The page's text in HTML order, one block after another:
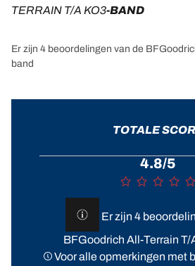
TERRAIN T/A KO3-BAND
Er zijn 4 beoordelingen van de
band
TOTALE
4.8/5
Er zijn 4
BFGoodrich All-Terrain T/
Voor alle opmerkingen met